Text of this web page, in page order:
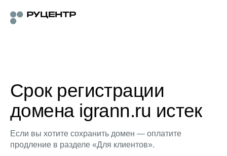
Срок регистрации
домена igrann.ru истек
Если вы хотите сохранить домен — оплатите
продление в разделе «Для клиентов».